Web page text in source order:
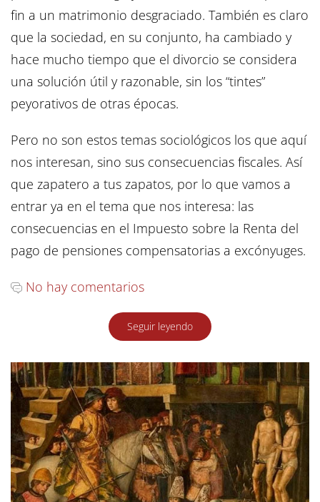
fin a un matrimonio desgraciado. También es claro
que la sociedad, en su conjunto, ha cambiado y
hace mucho tiempo que el divorcio se considera
una solución útil y razonable, sin los “tintes”
peyorativos de otras épocas.
Pero no son estos temas sociológicos los que aquí
nos interesan, sino sus consecuencias fiscales. Así
que zapatero a tus zapatos, por lo que vamos a
entrar ya en el tema que nos interesa: las
consecuencias en el Impuesto sobre la Renta del
pago de pensiones compensatorias a excónyuges.
No hay comentarios
Seguir leyendo